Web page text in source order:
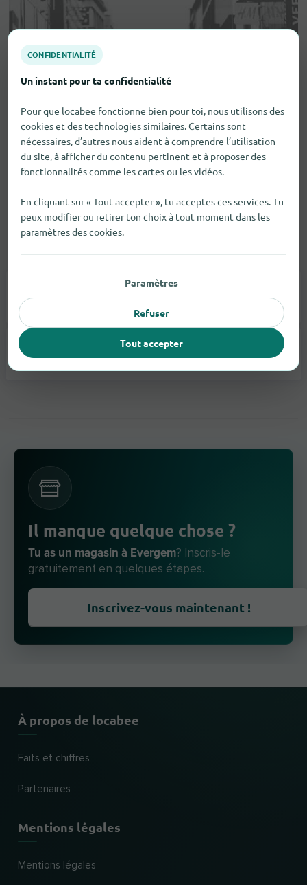
Aides visuelles et auditives
Appareils Auditifs
Il manque quelque chose ?
Tu as un magasin à Evergem? Inscris-le
gratuitement en quelques étapes.
Inscrivez-vous maintenant !
À propos de locabee
Faits et chiffres
Partenaires
Mentions légales
Mentions légales
CONFIDENTIALITÉ
Un instant pour ta confidentialité
Pour que locabee fonctionne bien pour toi, nous utilisons des
cookies et des technologies similaires. Certains sont
nécessaires, d’autres nous aident à comprendre l’utilisation
du site, à afficher du contenu pertinent et à proposer des
fonctionnalités comme les cartes ou les vidéos.
En cliquant sur « Tout accepter », tu acceptes ces services. Tu
peux modifier ou retirer ton choix à tout moment dans les
paramètres des cookies.
Paramètres
Refuser
Tout accepter